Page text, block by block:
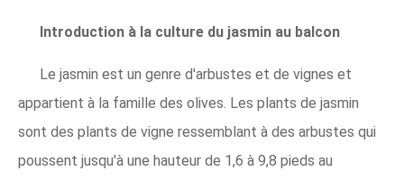
Introduction à la culture du jasmin au balcon
Le jasmin est un genre d'arbustes et de vignes et
appartient à la famille des olives. Les plants de jasmin
sont des plants de vigne ressemblant à des arbustes qui
poussent jusqu'à une hauteur de 1,6 à 9,8 pieds au